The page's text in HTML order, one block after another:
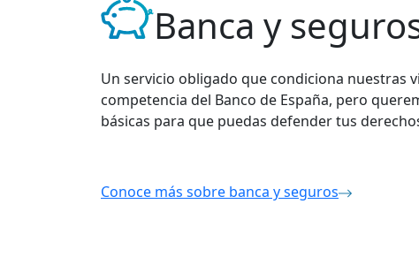
Banca y
Un servicio obligado que condiciona nuestras
competencia del Banco de España, pero
básicas para que puedas defender tus
Conoce más sobre banca y seguros